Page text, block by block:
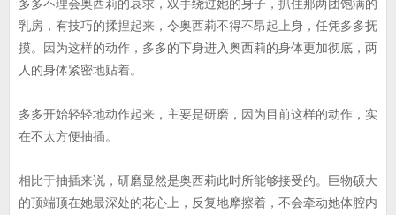
多多不理会奥西莉的哀求，双手绕过她的身子，抓住那两团饱满的
乳房，有技巧的揉捏起来，令奥西莉不得不昂起上身，任凭多多抚
摸。因为这样的动作，多多的下身进入奥西莉的身体更加彻底，两
人的身体紧密地贴着。
多多开始轻轻地动作起来，主要是研磨，因为目前这样的动作，实
在不太方便抽插。
相比于抽插来说，研磨显然是奥西莉此时所能够接受的。巨物硕大
的顶端顶在她最深处的花心上，反复地摩擦着，不会牵动她体腔内